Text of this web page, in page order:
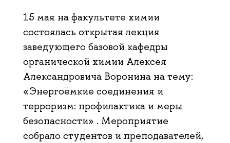
15 мая на факультете химии
состоялась открытая лекция
заведующего базовой кафедры
органической химии Алексея
Александровича Воронина на тему:
«Энергоёмкие соединения и
терроризм: профилактика и меры
безопасности» . Мероприятие
собрало студентов и преподавателей,